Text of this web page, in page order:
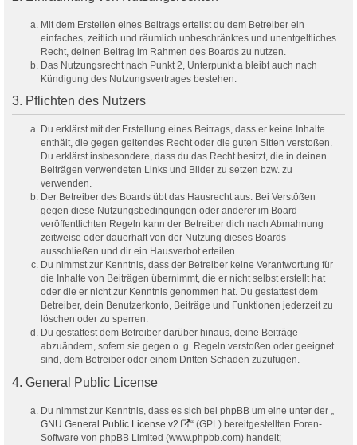
Mit dem Erstellen eines Beitrags erteilst du dem Betreiber ein
einfaches, zeitlich und räumlich unbeschränktes und unentgeltliches
Recht, deinen Beitrag im Rahmen des Boards zu nutzen.
Das Nutzungsrecht nach Punkt 2, Unterpunkt a bleibt auch nach
Kündigung des Nutzungsvertrages bestehen.
3. Pflichten des Nutzers
Du erklärst mit der Erstellung eines Beitrags, dass er keine Inhalte
enthält, die gegen geltendes Recht oder die guten Sitten verstoßen.
Du erklärst insbesondere, dass du das Recht besitzt, die in deinen
Beiträgen verwendeten Links und Bilder zu setzen bzw. zu
verwenden.
Der Betreiber des Boards übt das Hausrecht aus. Bei Verstößen
gegen diese Nutzungsbedingungen oder anderer im Board
veröffentlichten Regeln kann der Betreiber dich nach Abmahnung
zeitweise oder dauerhaft von der Nutzung dieses Boards
ausschließen und dir ein Hausverbot erteilen.
Du nimmst zur Kenntnis, dass der Betreiber keine Verantwortung für
die Inhalte von Beiträgen übernimmt, die er nicht selbst erstellt hat
oder die er nicht zur Kenntnis genommen hat. Du gestattest dem
Betreiber, dein Benutzerkonto, Beiträge und Funktionen jederzeit zu
löschen oder zu sperren.
Du gestattest dem Betreiber darüber hinaus, deine Beiträge
abzuändern, sofern sie gegen o. g. Regeln verstoßen oder geeignet
sind, dem Betreiber oder einem Dritten Schaden zuzufügen.
4. General Public License
Du nimmst zur Kenntnis, dass es sich bei phpBB um eine unter der „
GNU General Public License v2
“ (GPL) bereitgestellten Foren-
Software von phpBB Limited (www.phpbb.com) handelt;